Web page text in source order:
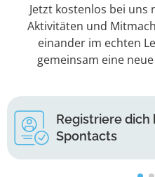
Jetzt kostenlos bei
Aktivitäten und
einander im echten
gemeinsam eine
Registriere dich
Spontacts